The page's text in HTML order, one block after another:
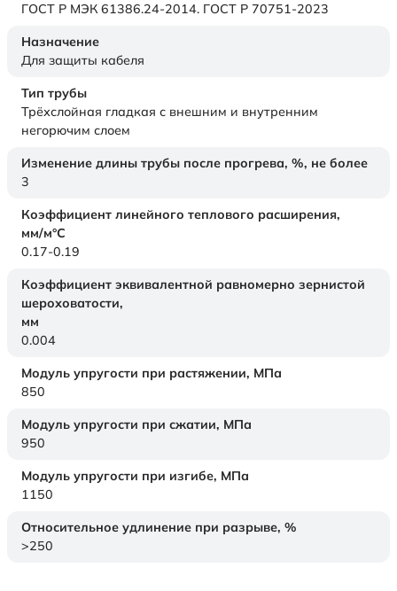
ГОСТ Р МЭК 61386.24-2014. ГОСТ Р 70751-2023
Назначение
Для защиты кабеля
Тип трубы
Трёхслойная гладкая с внешним и внутренним
негорючим слоем
Изменение длины трубы после прогрева, %, не более
3
Коэффициент линейного теплового расширения,
мм/м°С
0.17-0.19
Коэффициент эквивалентной равномерно зернистой
шероховатости,
мм
0.004
Модуль упругости при растяжении, МПа
850
Модуль упругости при сжатии, МПа
950
Модуль упругости при изгибе, МПа
1150
Относительное удлинение при разрыве, %
>250